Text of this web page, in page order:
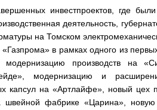
инвестпроектов, где
деятельность,
на Томском
«Газпрома» в рамках одного из
модернизацию производств на
модернизацию и
капсул на «Артлайфе», новый цех
швейной фабрике «Царина»,